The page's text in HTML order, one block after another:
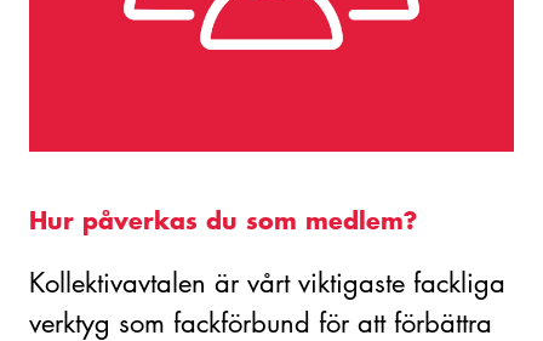
Hur påverkas du som medlem?
Kollektivavtalen är vårt viktigaste fackliga
verktyg som fackförbund för att förbättra